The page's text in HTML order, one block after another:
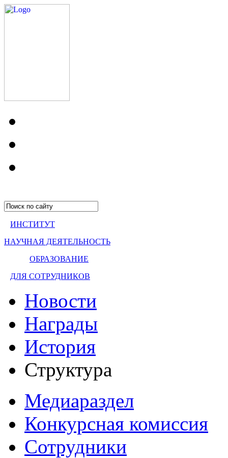
ИНСТИТУТ
НАУЧНАЯ ДЕЯТЕЛЬНОСТЬ
ОБРАЗОВАНИЕ
ДЛЯ СОТРУДНИКОВ
Новости
Награды
История
Структура
Медиараздел
Конкурсная комиссия
Сотрудники